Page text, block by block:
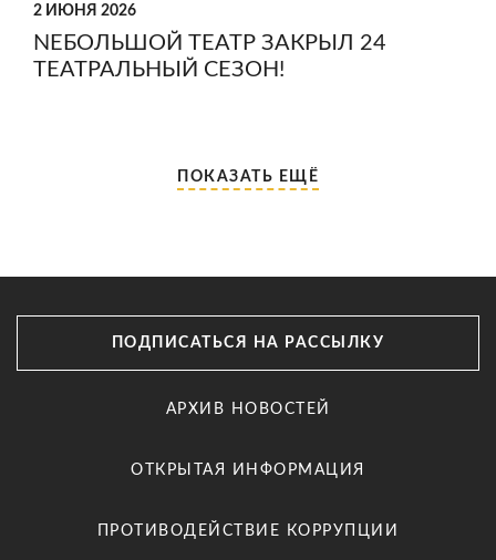
2 ИЮНЯ 2026
NEБОЛЬШОЙ ТЕАТР ЗАКРЫЛ 24
ТЕАТРАЛЬНЫЙ СЕЗОН!
ПОКАЗАТЬ ЕЩЁ
ПОДПИСАТЬСЯ НА РАССЫЛКУ
АРХИВ НОВОСТЕЙ
ОТКРЫТАЯ ИНФОРМАЦИЯ
ПРОТИВОДЕЙСТВИЕ КОРРУПЦИИ